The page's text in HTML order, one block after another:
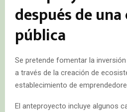
después de
pública
Se pretende fomentar la
a través de la creación de
establecimiento de
El anteproyecto incluye algunos